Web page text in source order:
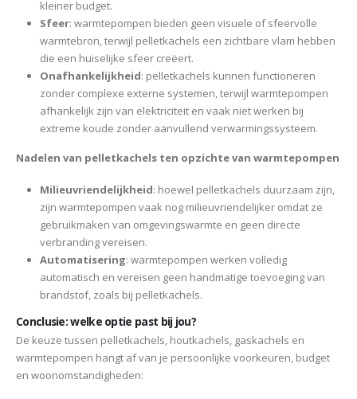
kleiner budget.
Sfeer: warmtepompen bieden geen visuele of sfeervolle
warmtebron, terwijl pelletkachels een zichtbare vlam hebben
die een huiselijke sfeer creëert.
Onafhankelijkheid: pelletkachels kunnen functioneren
zonder complexe externe systemen, terwijl warmtepompen
afhankelijk zijn van elektriciteit en vaak niet werken bij
extreme koude zonder aanvullend verwarmingssysteem.
Nadelen van pelletkachels ten opzichte van warmtepompen
Milieuvriendelijkheid: hoewel pelletkachels duurzaam zijn,
zijn warmtepompen vaak nog milieuvriendelijker omdat ze
gebruikmaken van omgevingswarmte en geen directe
verbranding vereisen.
Automatisering: warmtepompen werken volledig
automatisch en vereisen geen handmatige toevoeging van
brandstof, zoals bij pelletkachels.
Conclusie: welke optie past bij jou?
De keuze tussen pelletkachels, houtkachels, gaskachels en
warmtepompen hangt af van je persoonlijke voorkeuren, budget
en woonomstandigheden: